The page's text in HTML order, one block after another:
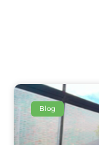
Blog